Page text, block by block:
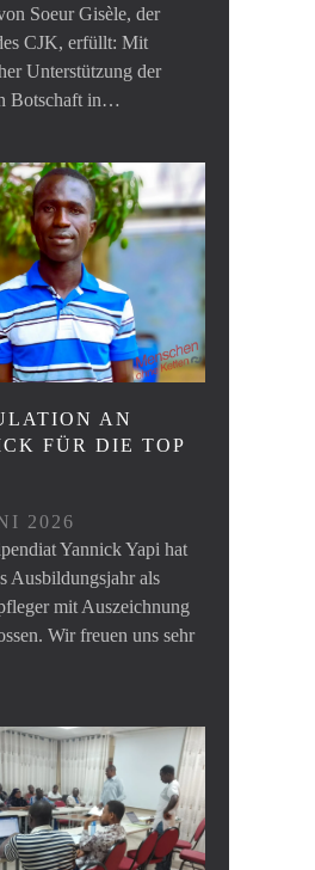
Soeur Gisèle, der
CJK, erfüllt: Mit
Unterstützung der
Botschaft in…
AN
FÜR DIE TOP
2026
Yannick Yapi hat
Ausbildungsjahr als
mit Auszeichnung
Wir freuen uns sehr